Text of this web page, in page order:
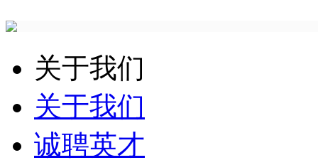
关于我们
关于我们
诚聘英才